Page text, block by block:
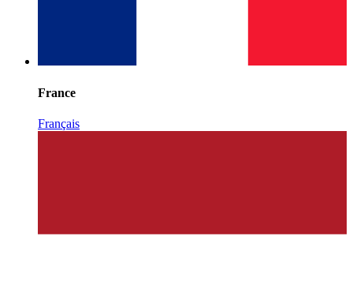
France
Français